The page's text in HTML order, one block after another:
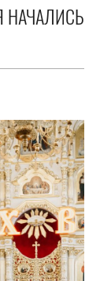
НАЧАЛИСЬ